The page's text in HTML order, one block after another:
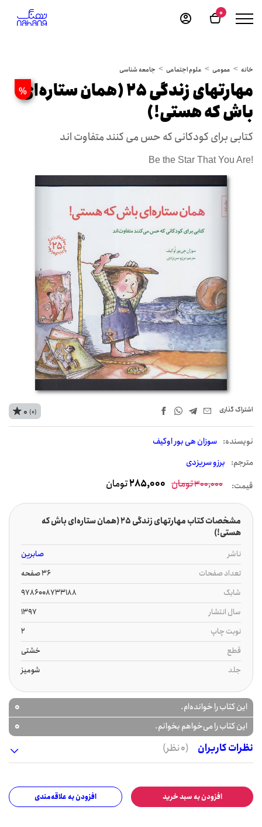
0
خانه عمومی علوم اجتماعی جامعه شناسی
%مهارتهای زندگی 25 (همان ستاره‌ای
باش که هستی!)
کتابی برای کودکانی که حس می کنند متفاوت اند
Be the Star That You Are!
اشتراک‌ گذاری
نويسنده: سوزان هی بور اوکیف
مترجم: برزو سریزدی
0 (0)
قیمت: 300,000تومان 285,000تومان
مشخصات کتاب مهارتهای زندگی 25 (همان ستاره‌ای باش که
هستی!)
ناشر
صابرین
تعداد صفحات
36 صفحه
شابک
9786008733188
سال انتشار
1397
نوبت چاپ
2
قطع
خشتی
جلد
شومیز
این کتاب را خوانده‌ام. 0
این کتاب را می‌خواهم بخوانم.
0
نظرات کاربران
(0 نظر)
افزودن به سبد خرید افزودن به علاقه‌مندی